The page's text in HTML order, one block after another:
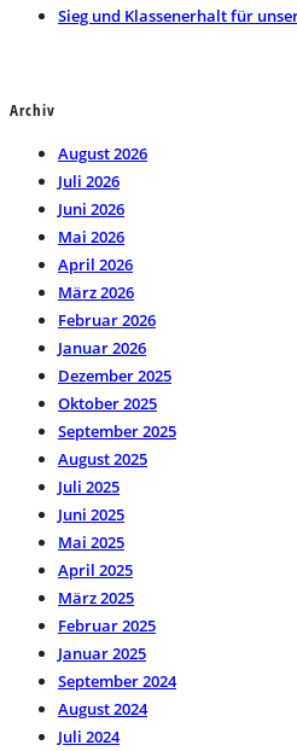
Sieg und Klassenerhalt für
Archiv
August 2026
Juli 2026
Juni 2026
Mai 2026
April 2026
März 2026
Februar 2026
Januar 2026
Dezember 2025
Oktober 2025
September 2025
August 2025
Juli 2025
Juni 2025
Mai 2025
April 2025
März 2025
Februar 2025
Januar 2025
September 2024
August 2024
Juli 2024